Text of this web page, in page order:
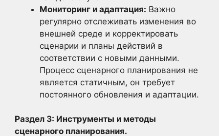
Мониторинг и адаптация: Важно
регулярно отслеживать изменения во
внешней среде и корректировать
сценарии и планы действий в
соответствии с новыми данными.
Процесс сценарного планирования не
является статичным, он требует
постоянного обновления и адаптации.
Раздел 3: Инструменты и методы
сценарного планирования.